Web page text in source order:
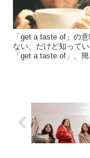
「get a taste of」の
ない、だけど知って
「get a taste of」、